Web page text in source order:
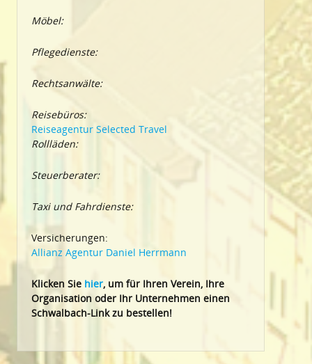
Möbel:
Pflegedienste:
Rechtsanwälte:
Reisebüros:
Reiseagentur Selected Travel
Rollläden:
Steuerberater:
Taxi und Fahrdienste:
Versicherungen:
Allianz Agentur Daniel Herrmann
Klicken Sie hier, um für Ihren Verein, Ihre
Organisation oder Ihr Unternehmen einen
Schwalbach-Link zu bestellen!